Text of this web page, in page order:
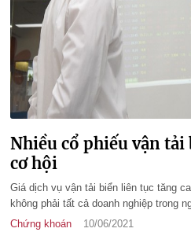
Nhiều cổ phiếu vận
cơ hội
Giá dịch vụ vận tải biển liên tục tăng
không phải tất cả doanh nghiệp trong
Chứng khoán
10/06/2021